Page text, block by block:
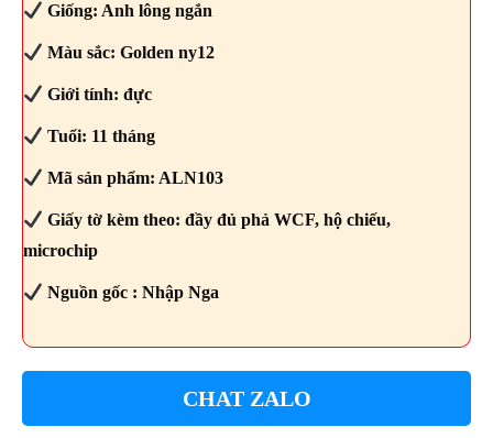
Giống: Anh lông ngắn
Màu sắc: Golden ny12
Giới tính: đực
Tuổi: 11 tháng
Mã sản phẩm: ALN103
Giấy tờ kèm theo: đầy đủ phả WCF, hộ chiếu,
microchip
Nguồn gốc : Nhập Nga
CHAT ZALO